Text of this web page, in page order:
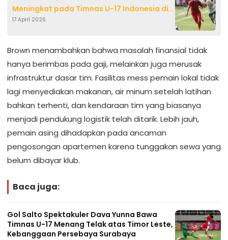
Meningkat pada Timnas U-17 Indonesia di
Piala AFF 2026
17 April 2026
Brown menambahkan bahwa masalah finansial tidak
hanya berimbas pada gaji, melainkan juga merusak
infrastruktur dasar tim. Fasilitas mess pemain lokal tidak
lagi menyediakan makanan, air minum setelah latihan
bahkan terhenti, dan kendaraan tim yang biasanya
menjadi pendukung logistik telah ditarik. Lebih jauh,
pemain asing dihadapkan pada ancaman
pengosongan apartemen karena tunggakan sewa yang
belum dibayar klub.
Baca juga:
Gol Salto Spektakuler Dava Yunna Bawa
Timnas U-17 Menang Telak atas Timor Leste,
Kebanggaan Persebaya Surabaya